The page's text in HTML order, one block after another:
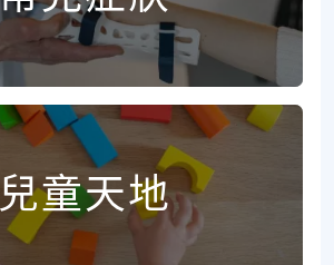
兒童天地